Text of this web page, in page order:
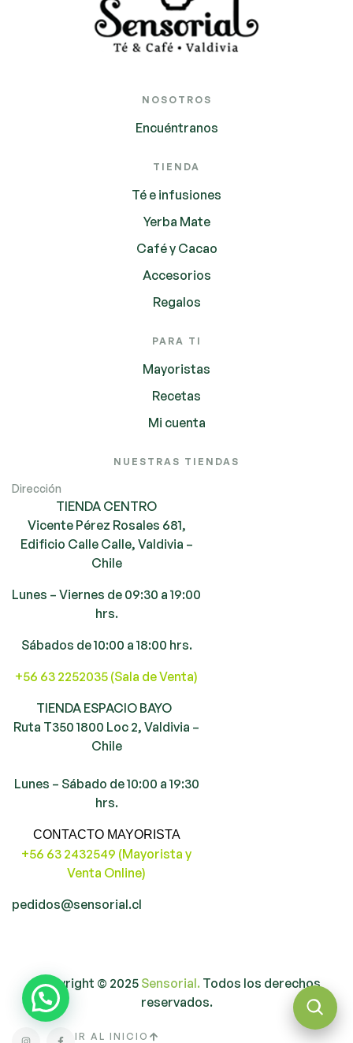
NOSOTROS
Encuéntranos
TIENDA
Té e infusiones
Yerba Mate
Café y Cacao
Accesorios
Regalos
PARA TI
Mayoristas
Recetas
Mi cuenta
NUESTRAS TIENDAS
Dirección
TIENDA CENTRO
Vicente Pérez Rosales 681,
Edificio Calle Calle, Valdivia –
Chile
Lunes – Viernes de 09:30 a 19:00
hrs.
Sábados de 10:00 a 18:00 hrs.
+56 63 2252035 (Sala de Venta)
TIENDA ESPACIO BAYO
Ruta T350 1800 Loc 2, Valdivia –
Chile
Lunes – Sábado de 10:00 a 19:30
hrs.
CONTACTO MAYORISTA
+56 63 2432549 (Mayorista y
Venta Online)
pedidos@sensorial.cl
Copyright © 2025 Sensorial. Todos los derechos
reservados.
IR AL INICIO